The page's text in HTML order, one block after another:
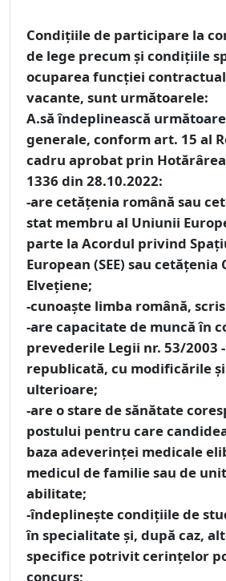
Condiţiile de participare la
de lege precum şi condiţiile
ocuparea funcţiei
vacante, sunt următoarele:
A.să îndeplinească
generale, conform art. 15 al
cadru aprobat prin
1336 din 28.10.2022:
-are cetăţenia română sau
stat membru al Uniunii
parte la Acordul privind
European (SEE) sau
Elveţiene;
-cunoaşte limba română,
-are capacitate de muncă în
prevederile Legii nr. 53/2003
republicată, cu modificările
ulterioare;
-are o stare de sănătate
postului pentru care
baza adeverinţei medicale
medicul de familie sau de
abilitate;
-îndeplineşte condiţiile de
în specialitate şi, după caz,
specifice potrivit cerinţelor
concurs;